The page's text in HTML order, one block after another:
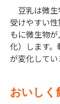
豆乳は微生
受けやすい
もに微生物
化）します
が変化してい
おいしく